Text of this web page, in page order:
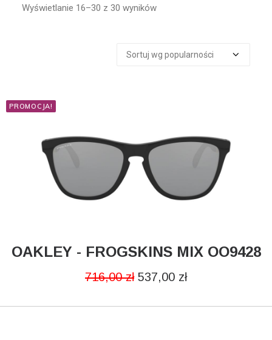
Męskie
Wyświetlanie 16–30 z 30 wyników
PROMOCJA!
DODAJ DO KOSZYKA
OAKLEY - FROGSKINS MIX OO9428
716,00zł 537,00 zł